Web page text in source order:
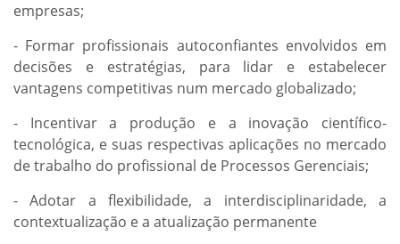
empresas;
- Formar profissionais autoconfiantes envolvidos em
decisões e estratégias, para lidar e estabelecer
vantagens competitivas num mercado globalizado;
- Incentivar a produção e a inovação científico-
tecnológica, e suas respectivas aplicações no mercado
de trabalho do profissional de Processos Gerenciais;
- Adotar a flexibilidade, a interdisciplinaridade, a
contextualização e a atualização permanente